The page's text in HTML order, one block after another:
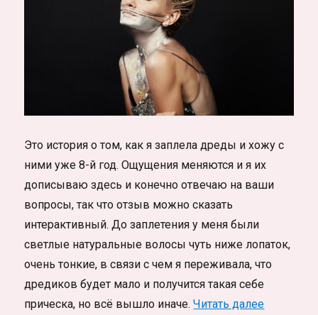
Это история о том, как я заплела дреды и хожу с
ними уже 8-й год. Ощущения меняются и я их
дописываю здесь и конечно отвечаю на ваши
вопросы, так что отзыв можно сказать
интерактивный. До заплетения у меня были
светлые натуральные волосы чуть ниже лопаток,
очень тонкие, в связи с чем я переживала, что
дредиков будет мало и получится такая себе
прическа, но всё вышло иначе.Читать далее«Как я